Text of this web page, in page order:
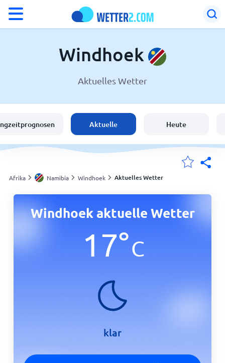
Wetter in Windhoek
Schweiz
Deutschland
Meine Standorte
Windhoek
Aktuelles Wetter
Aktuelle Heute
Afrika Namibia Windhoek Aktuelles Wetter
Windhoek aktuelle Wetter
17°C
klar